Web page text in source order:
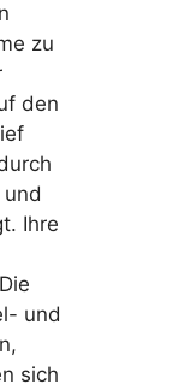
zu
den
Ihre
und
sich